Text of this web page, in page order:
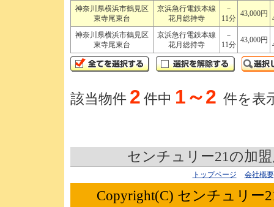
神奈川県横浜市鶴見区
東寺尾東台
京浜急行電鉄本線
花月総持寺
－
11分
43,000円
神奈川県横浜市鶴見区
東寺尾東台
京浜急行電鉄本線
花月総持寺
－
11分
43,000円
該当物件 2 件中 1～2 件を表
センチュリー21の加
トップページ 会社概要
Copyright(C) センチュリー